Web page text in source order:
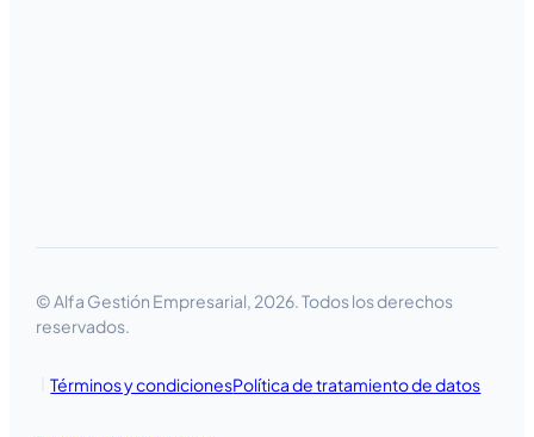
© Alfa Gestión Empresarial, 2026. Todos los derechos
reservados.
Términos y condicionesPolítica de tratamiento de datos